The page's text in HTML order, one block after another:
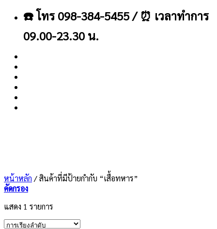
เนื้อหา
☎️ โทร 098-384-5455 / ⏰ เวลาทำการ
09.00-23.30 น.
หน้าหลัก /สินค้าที่มีป้ายกำกับ “เสื้อทหาร”
คัดกรอง
แสดง 1 รายการ